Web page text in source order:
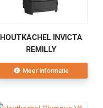
HOUTKACHEL INVICTA
REMILLY
Meer informatie